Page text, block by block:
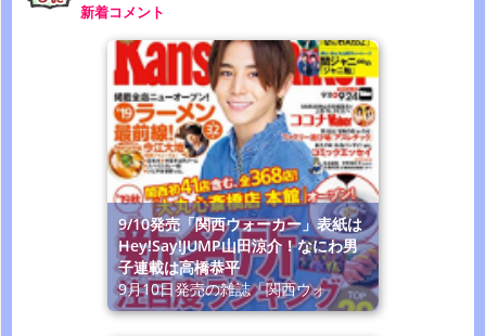
新着コメント
9/10発売「関西ウォーカー」表紙は
Hey!Say!JUMP山田涼介！なにわ男
子連載は高橋恭平
9月10日発売の雑誌「関西ウォ